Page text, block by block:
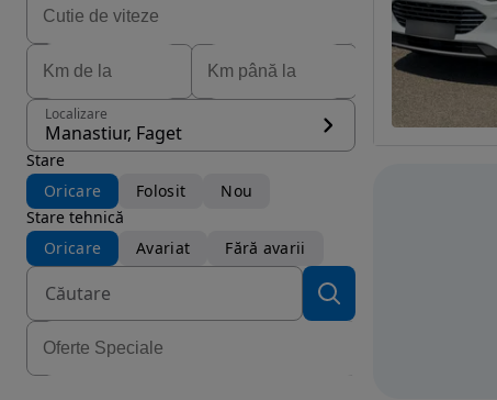
Localizare
Manastiur, Faget
Stare
Oricare
Folosit
Nou
Stare tehnică
Oricare
Avariat Fără avarii